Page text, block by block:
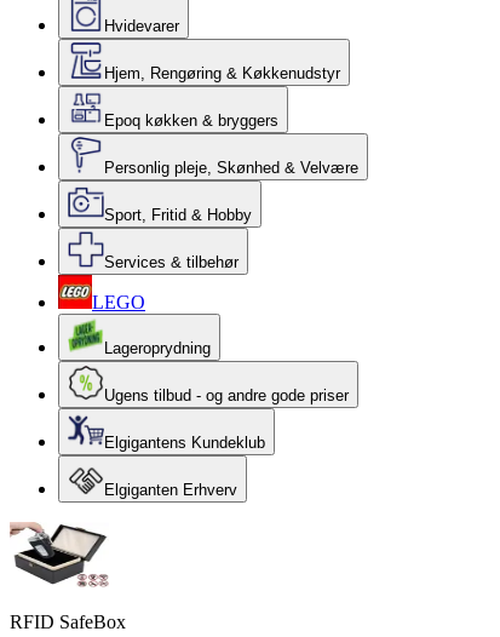
Hvidevarer
Hjem, Rengøring & Køkkenudstyr
Epoq køkken & bryggers
Personlig pleje, Skønhed & Velvære
Sport, Fritid & Hobby
Services & tilbehør
LEGO
Lageroprydning
Ugens tilbud - og andre gode priser
Elgigantens Kundeklub
Elgiganten Erhverv
RFID SafeBox